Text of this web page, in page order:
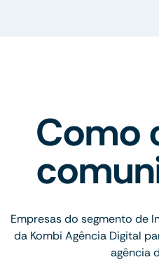
Como
Empresas do segmento de
da Kombi Agência Digital
agência